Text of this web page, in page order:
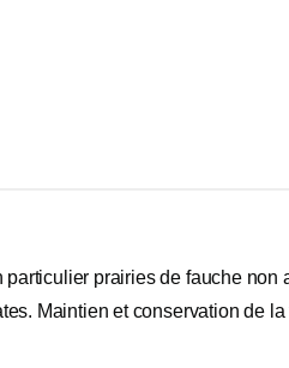
prairies de fauche non
Maintien et conservation de